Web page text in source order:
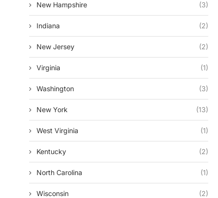
New Hampshire (3)
Indiana (2)
New Jersey (2)
Virginia (1)
Washington (3)
New York (13)
West Virginia (1)
Kentucky (2)
North Carolina (1)
Wisconsin (2)